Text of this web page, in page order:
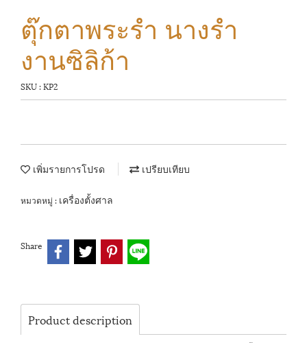
ตุ๊กตาพระรำ นางรำ
งานซิลิก้า
SKU : KP2
เพิ่มรายการโปรด เปรียบเทียบ
หมวดหมู่ : เครื่องตั้งศาล
Share
Product description